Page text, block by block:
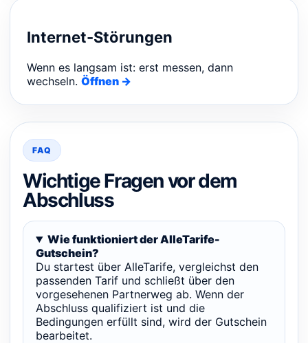
Internet-Störungen
Wenn es langsam ist: erst messen, dann
wechseln. Öffnen →
FAQ
Wichtige Fragen vor dem
Abschluss
Wie funktioniert der AlleTarife-
Gutschein?
Du startest über AlleTarife, vergleichst den
passenden Tarif und schließt über den
vorgesehenen Partnerweg ab. Wenn der
Abschluss qualifiziert ist und die
Bedingungen erfüllt sind, wird der Gutschein
bearbeitet.